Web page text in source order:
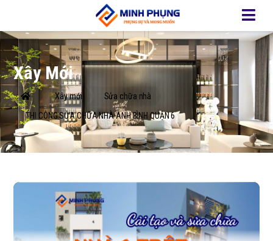
Xây Mới
Xây mới
Sửa chữa nhà
THI CÔNG SỬA CHỮA NHÀ ANH BÌNH QUẬN 6